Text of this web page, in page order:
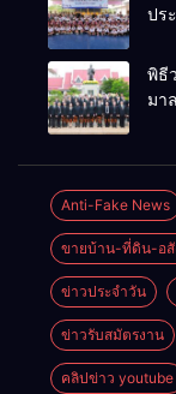
ปร
เย
พิธี
มา
กา
ฟุต
เพื่
คว
อัน
หน่
กร
Anti-Fake News
ขายบ้าน-ที่ดิน-อสั
ข่าวประจำวัน
ข่าวรับสมัตรงาน
คลิปข่าว youtube